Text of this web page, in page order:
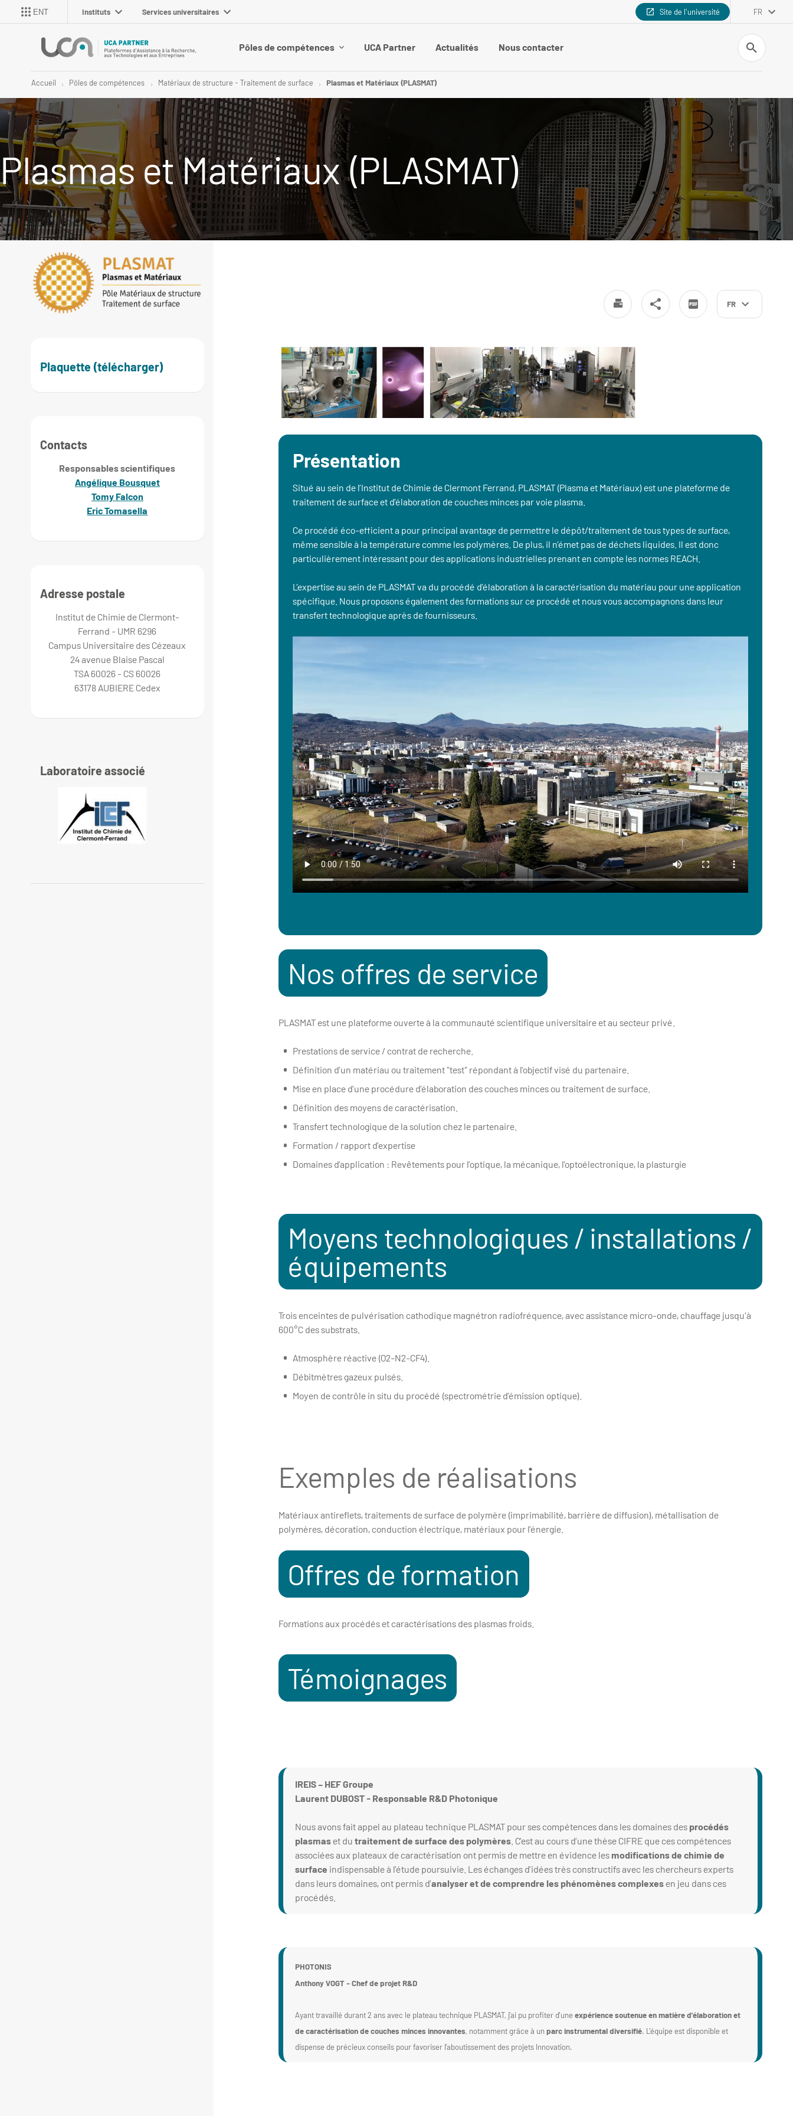
ENT Instituts Services universitaires Site de l'université FR
Pôles de compétences UCA Partner Actualités Nous contacter
Recherche
Accueil Pôles de compétences Matériaux de structure - Traitement de surface Plasmas et Matériaux (PLASMAT)
Plasmas et Matériaux (PLASMAT)
FR
Présentation
Situé au sein de l’Institut de Chimie de Clermont Ferrand, PLASMAT (Plasma et Matériaux) est une plateforme de
traitement de surface et d’élaboration de couches minces par voie plasma.
Ce procédé éco-efficient a pour principal avantage de permettre le dépôt/traitement de tous types de surface,
même sensible à la température comme les polymères. De plus, il n’émet pas de déchets liquides. Il est donc
particulièrement intéressant pour des applications industrielles prenant en compte les normes REACH.
L’expertise au sein de PLASMAT va du procédé d’élaboration à la caractérisation du matériau pour une application
spécifique. Nous proposons également des formations sur ce procédé et nous vous accompagnons dans leur
transfert technologique après de fournisseurs.
Nos offres de service
PLASMAT est une plateforme ouverte à la communauté scientifique universitaire et au secteur privé.
Prestations de service / contrat de recherche.
Définition d’un matériau ou traitement "test" répondant à l’objectif visé du partenaire.
Mise en place d’une procédure d’élaboration des couches minces ou traitement de surface.
Définition des moyens de caractérisation.
Transfert technologique de la solution chez le partenaire.
Formation / rapport d’expertise
Domaines d’application : Revêtements pour l’optique, la mécanique, l’optoélectronique, la plasturgie
Moyens technologiques / installations /
équipements
Trois enceintes de pulvérisation cathodique magnétron radiofréquence, avec assistance micro-onde, chauffage jusqu'à
600°C des substrats.
Atmosphère réactive (O2-N2-CF4).
Débitmètres gazeux pulsés.
Moyen de contrôle in situ du procédé (spectrométrie d’émission optique).
Exemples de réalisations
Matériaux antireflets, traitements de surface de polymère (imprimabilité, barrière de diffusion), métallisation de
polymères, décoration, conduction électrique, matériaux pour l’énergie.
Offres de formation
Formations aux procédés et caractérisations des plasmas froids.
Témoignages
IREIS – HEF Groupe
Laurent DUBOST - Responsable R&D Photonique
Nous avons fait appel au plateau technique PLASMAT pour ses compétences dans les domaines des procédés
plasmaset du traitement de surface des polymères. C’est au cours d’une thèse CIFRE que ces compétences
associées aux plateaux de caractérisation ont permis de mettre en évidence les modifications de chimie de
surface indispensable à l’étude poursuivie. Les échanges d’idées très constructifs avec les chercheurs experts
dans leurs domaines, ont permis d’analyser et de comprendre les phénomènes complexesen jeu dans ces
procédés.
PHOTONIS
Anthony VOGT - Chef de projet R&D
Ayant travaillé durant 2 ans avec le plateau technique PLASMAT, j’ai pu profiter d’une expérience soutenue en matière d’élaboration et
de caractérisation de couches minces innovantes, notamment grâce à un parc instrumental diversifié. L’équipe est disponible et
dispense de précieux conseils pour favoriser l’aboutissement des projets Innovation.
Plaquette (télécharger)
Contacts
Responsables scientifiques
Angélique Bousquet
Tomy Falcon
Eric Tomasella
Adresse postale
Institut de Chimie de Clermont-
Ferrand - UMR 6296
Campus Universitaire des Cézeaux
24 avenue Blaise Pascal
TSA 60026 - CS 60026
63178 AUBIERE Cedex
Laboratoire associé